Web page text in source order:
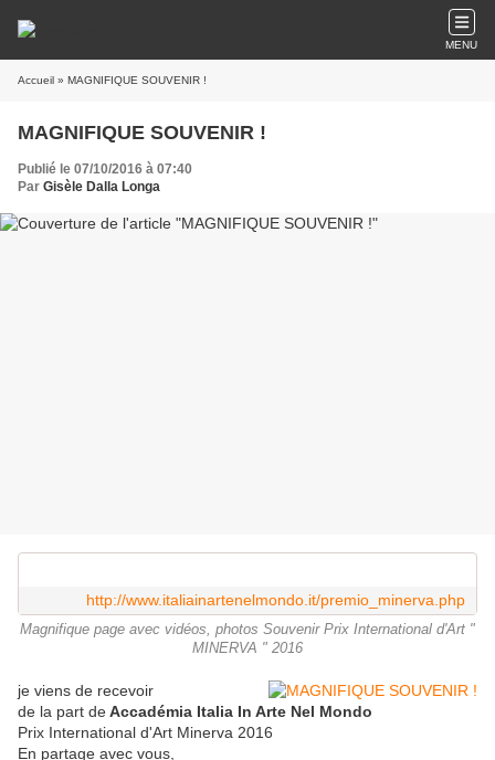
MENU
Accueil » MAGNIFIQUE SOUVENIR !
MAGNIFIQUE SOUVENIR !
Publié le 07/10/2016 à 07:40
Par Gisèle Dalla Longa
http://www.italiainartenelmondo.it/premio_minerva.php
Magnifique page avec vidéos, photos Souvenir Prix International d'Art "
MINERVA " 2016
je viens de recevoir
de la part deAccadémia Italia In Arte Nel Mondo
Prix International d'Art Minerva 2016
En partage avec vous,